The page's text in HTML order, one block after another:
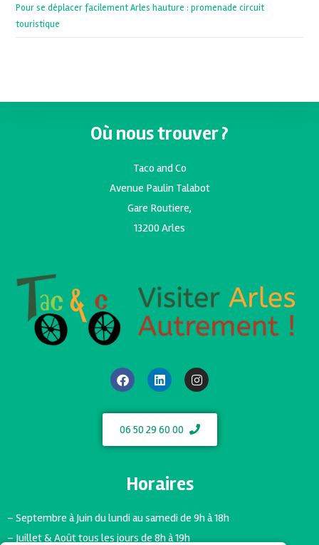
Pour se déplacer facilement Arles hauture : promenade circuit
touristique
Où nous trouver ?
Taco and Co
Avenue Paulin Talabot
Gare Routiere,
13200 Arles
06 50 29 60 00
Horaires
– Septembre à Juin du lundi au samedi de 9h à 18h
– Juillet & Août tous les jours de 8h à 19h